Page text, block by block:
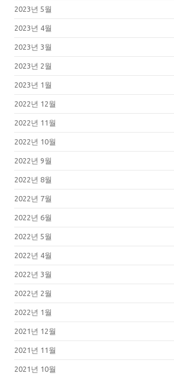
2023년 5월
2023년 4월
2023년 3월
2023년 2월
2023년 1월
2022년 12월
2022년 11월
2022년 10월
2022년 9월
2022년 8월
2022년 7월
2022년 6월
2022년 5월
2022년 4월
2022년 3월
2022년 2월
2022년 1월
2021년 12월
2021년 11월
2021년 10월